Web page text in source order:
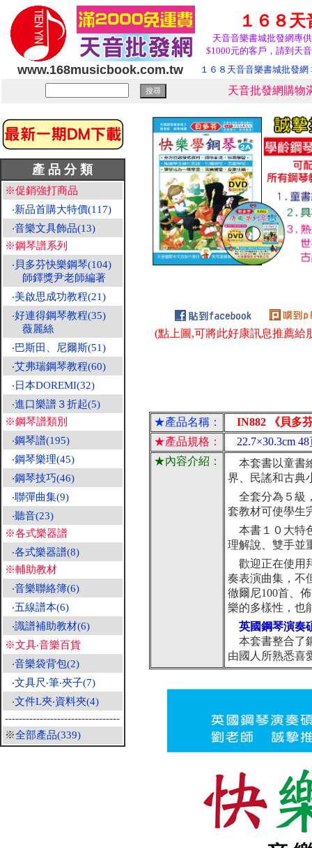
１６８
天音音樂書城批發網專
$1000元的客戶，請到天
www.168musicbook.com.tw １６８天音音樂書城批發網
天音批發網購物
產 品 分 類
※促銷強打商品
‧新品首購大特價(117)
‧音樂文具飾品(13)
※鋼琴譜系列
‧ 貝多芬快樂鋼琴(104)
師鐸獎尹老師編著
‧美啟思成功教程(21)
‧好連得鋼琴教程(35)
薇麗絲
‧巴斯田、尼爾斯(51)
‧艾弗瑞鋼琴教程(60)
‧ 日本DOREMI(32)
‧進口樂譜３折起(5)
※鋼琴譜類別
‧鋼琴譜(195)
‧鋼琴樂理(45)
‧鋼琴技巧(46)
‧聯彈曲集(9)
‧聽音(23)
※各式樂器譜
‧各式樂器譜(8)
※輔助教材
‧音樂聯絡簿(6)
‧五線譜本(6)
‧識譜補助教材(6)
※文具‧音樂百貨
‧音樂袋背包(2)
‧文具尺‧筆‧夾子(7)
‧文件L夾‧資料夾(4)
---------------------------------
※全部產品(339)
(點上圖,可將此好康訊息推薦給
★產品名稱：
IN882 《貝多
★產品規格：
22.7×30.3cm
★內容介紹：
本套書以童書
界、民謠和古典
全套分為５級
套教材可使學生
本書１０大特
理解說、雙手並
歡迎正在使用
奏表演曲集，不
徹爾尼100首、
樂的多樣性，也
英國鋼琴演奏
本套書整合了
由國人所熟悉喜